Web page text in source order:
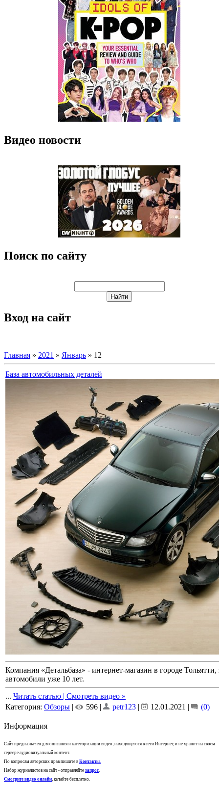
Видео новости
Поиск по сайту
Вход на сайт
Главная » 2021 » Январь » 12
База автомобильных деталей
Компания «Детальбаза» - интернет-магазин в городе
автомобили уже 10 лет.
... Читать статью | Смотреть видео »
Категория: Обзоры | 596 | petr123 | 12.01.2021 | (0)
Информация
Сайт предназначен для описания и категоризации видео, находящегося в сети Интернет, и не хранит на своем
сервере аудиовизуальный контент.
По вопросам авторских прав пишите в Контакты.
Набор журналистов на сайт - отправляйте запрос.
Смотрите видео онлайн, качайте бесплатно.